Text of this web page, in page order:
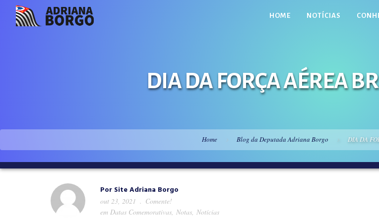
HOME NOTÍCIAS
DIA DA FORÇA AÉREA
Home Blog da Deputada Adriana Borgo DIA DA
Por Site Adriana Borgo
out 23, 2021
Comente!
em Datas Comemorativas, Notas, Notícias